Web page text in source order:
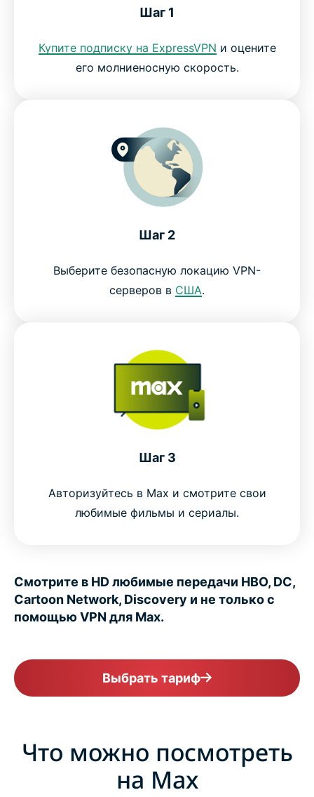
ExpressVPN
Попробуйте лучший VPN-сервис для Max
Шаг 1
Купите подписку на ExpressVPN и оцените
его молниеносную скорость.
Шаг 2
Выберите безопасную локацию VPN-
серверов в США.
Шаг 3
Авторизуйтесь в Max и смотрите свои
любимые фильмы и сериалы.
Смотрите в HD любимые передачи HBO, DC,
Cartoon Network, Discovery и не только с
помощью VPN для Max.
Выбрать тариф
Что можно посмотреть
на Max